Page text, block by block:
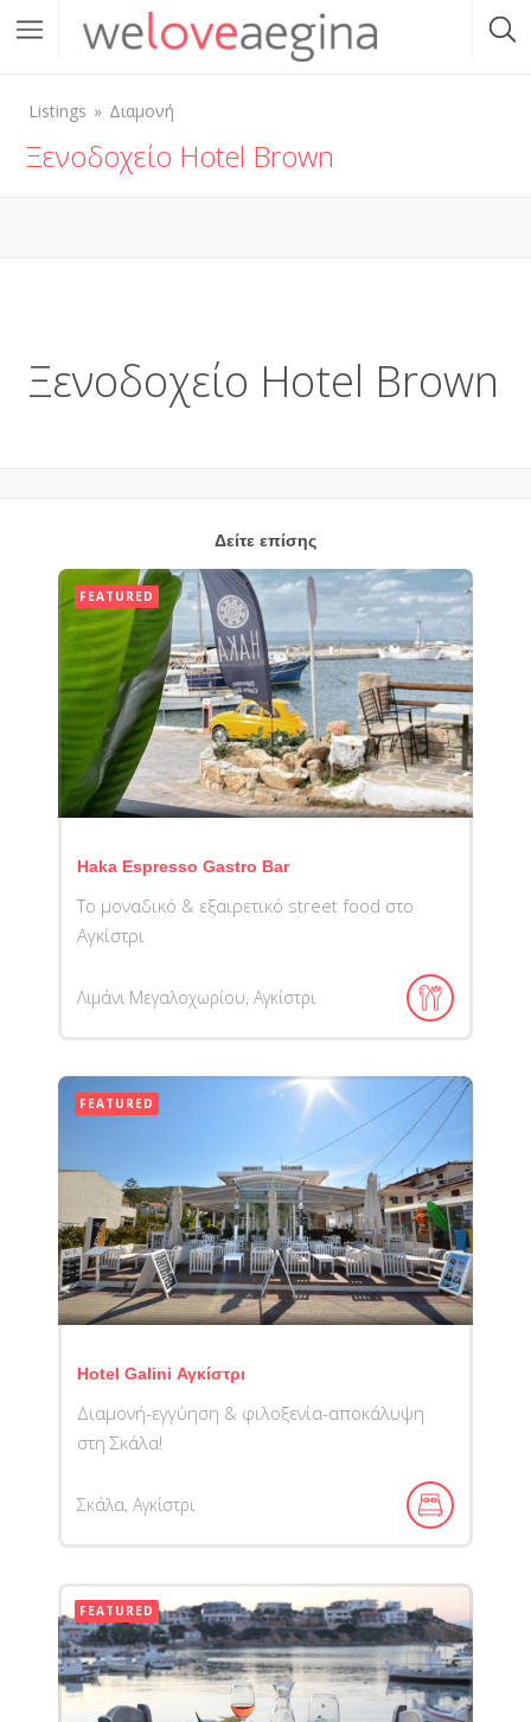
Listings Διαμονή
Ξενοδοχείο Hotel Brown
Ξενοδοχείο Hotel Brown
Δείτε επίσης
FEATURED
Haka Espresso Gastro Bar
Το μοναδικό & εξαιρετικό street food στο
Αγκίστρι
Λιμάνι Μεγαλοχωρίου, Αγκίστρι
FEATURED
Hotel Galini Αγκίστρι
Διαμονή-εγγύηση & φιλοξενία-αποκάλυψη
στη Σκάλα!
Σκάλα, Αγκίστρι
FEATURED